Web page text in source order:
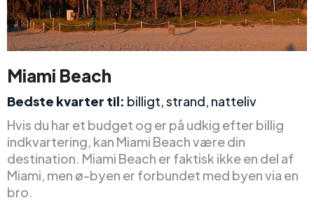
Miami Beach
Bedste kvarter til: billigt, strand, natteliv
Hvis du har et budget og er på udkig efter billig
indkvartering, kan Miami Beach være din
destination. Miami Beach er faktisk ikke en del af
Miami, men ø-byen er forbundet med byen via en
bro.